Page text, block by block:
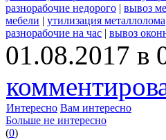
разнорабочие недорого | вывоз
мебели | утилизация металлолома
разнорабочие на час | вывоз
01.08.2017 в
Интересно Вам интересно
Больше не интересно
(0)